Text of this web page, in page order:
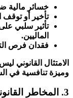
خسائر مالية
تأخير أو توقف
تأثير سلبي
الماليين.
فقدان فرص
الامتثال القانوني
وميزة تنافسية في
3. المخاطر القانونية الأكثر شيوعًا في السوق السعودي